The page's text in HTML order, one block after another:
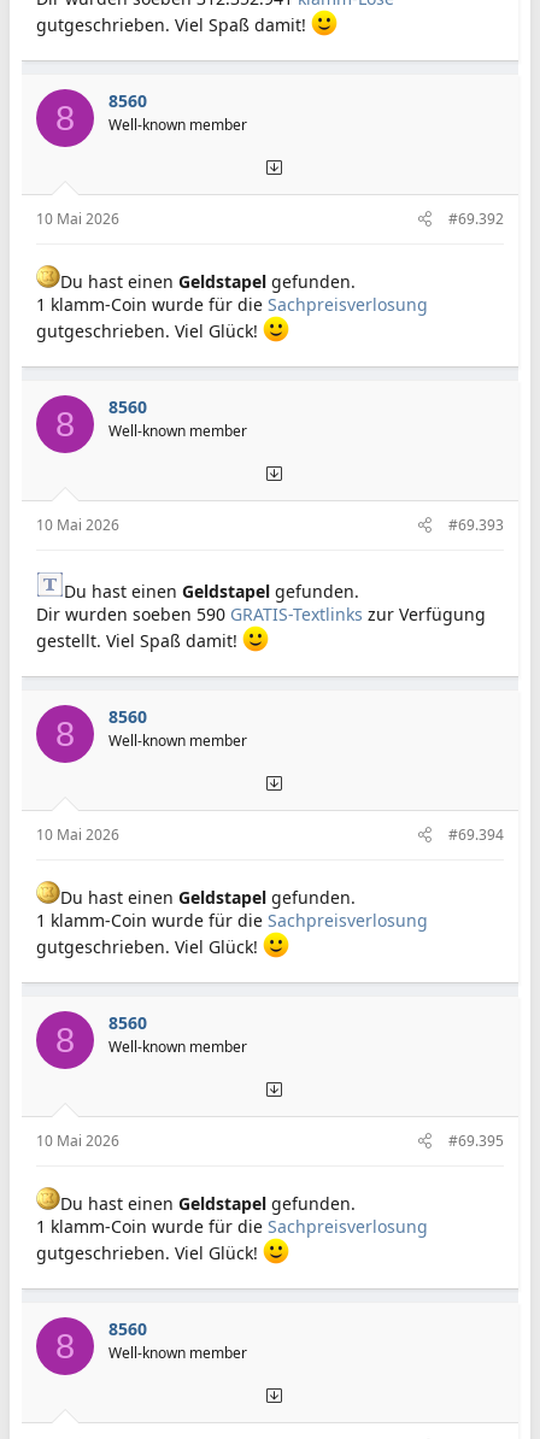
gutgeschrieben. Viel Spaß damit!
8 8560
Well-known member
10 Mai 2026 #69.392
Du hast einen Geldstapel gefunden.
1 klamm-Coin wurde für die Sachpreisverlosung
gutgeschrieben. Viel Glück!
8 8560
Well-known member
10 Mai 2026 #69.393
Du hast einen Geldstapel gefunden.
Dir wurden soeben 590 GRATIS-Textlinks zur Verfügung
gestellt. Viel Spaß damit!
8 8560
Well-known member
10 Mai 2026 #69.394
Du hast einen Geldstapel gefunden.
1 klamm-Coin wurde für die Sachpreisverlosung
gutgeschrieben. Viel Glück!
8 8560
Well-known member
10 Mai 2026 #69.395
Du hast einen Geldstapel gefunden.
1 klamm-Coin wurde für die Sachpreisverlosung
gutgeschrieben. Viel Glück!
8 8560
Well-known member